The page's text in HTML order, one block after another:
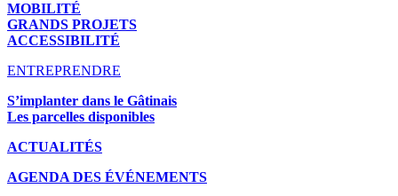
MOBILITÉ
GRANDS PROJETS
ACCESSIBILITÉ
ENTREPRENDRE
S’implanter dans le Gâtinais
Les parcelles disponibles
ACTUALITÉS
AGENDA DES ÉVÉNEMENTS